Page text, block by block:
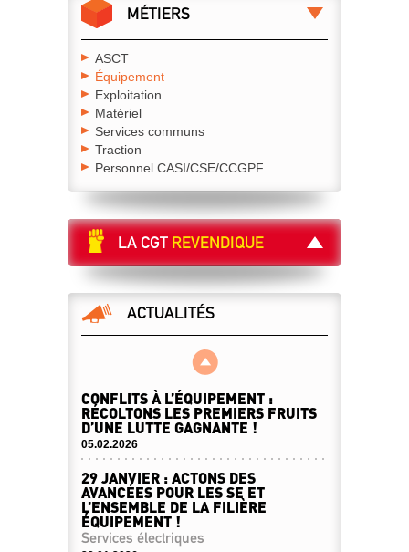
MÉTIERS
ASCT
Équipement
Exploitation
Matériel
Services communs
Traction
Personnel CASI/CSE/CCGPF
LA CGT REVENDIQUE
ACTUALITÉS
CONFLITS À L’ÉQUIPEMENT :
RÉCOLTONS LES PREMIERS FRUITS
D’UNE LUTTE GAGNANTE !
05.02.2026
29 JANVIER : ACTONS DES
AVANCÉES POUR LES SE ET
L’ENSEMBLE DE LA FILIÈRE
ÉQUIPEMENT !
Services électriques